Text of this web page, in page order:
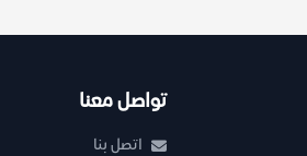
تواصل معنا
اتصل بنا